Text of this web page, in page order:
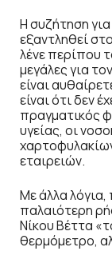
Η συζήτηση
εξαντληθεί
λένε περίπου
μεγάλες για
είναι
είναι ότι δεν
πραγματικός
υγείας, οι
εταιρειών.
Με άλλα
παλαιότερη
Νίκου Βέττα
θερμόμετρο,